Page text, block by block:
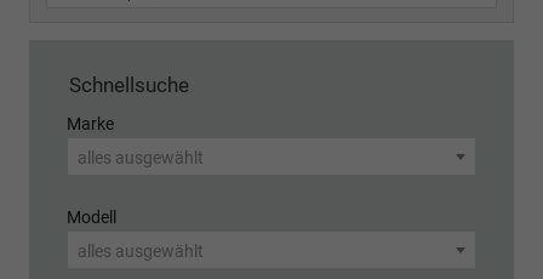
Schnellsuche
Marke
alles ausgewählt
Modell
alles ausgewählt